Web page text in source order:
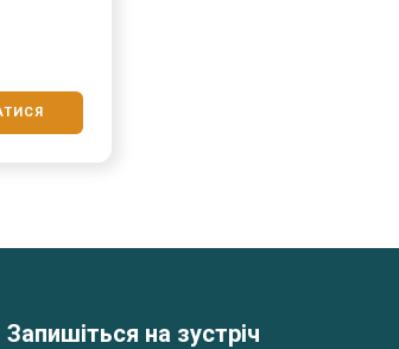
Запишіться на зустріч